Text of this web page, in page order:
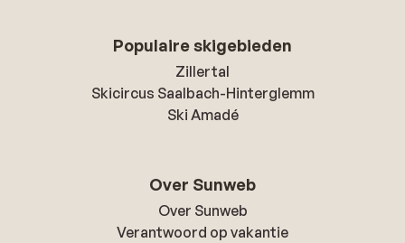
Populaire skigebieden
Zillertal
Skicircus Saalbach-Hinterglemm
Ski Amadé
Over Sunweb
Over Sunweb
Verantwoord op vakantie